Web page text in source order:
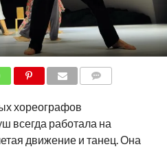
хореографов
всегда работала на
движение и танец. Она